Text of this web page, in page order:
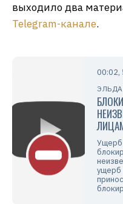
выходило два
Telegram-канале.
00:02,
Ущерб
ущерб